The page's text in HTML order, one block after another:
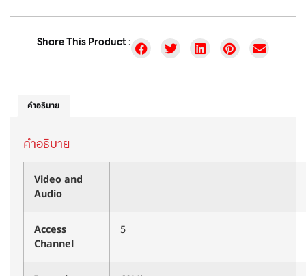
Share This Product :
คำอธิบาย
คำอธิบาย
Video and
Audio
Access
Channel
5